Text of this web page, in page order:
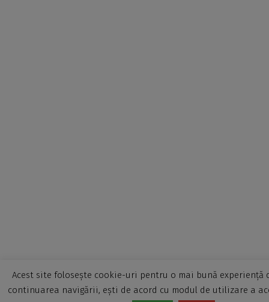
Acest site folosește cookie-uri pentru o mai bună experiență
continuarea navigării, ești de acord cu modul de utilizare a